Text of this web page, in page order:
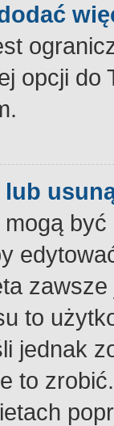
opcji
to
jednak
to